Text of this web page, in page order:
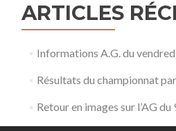
ARTICLES
Informations A.G. du
Résultats du championnat
Retour en images sur l’AG